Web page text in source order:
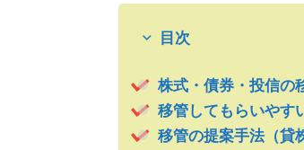
目次
株式・債券・投信の
移管してもらいやす
移管の提案手法（貸